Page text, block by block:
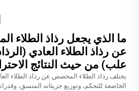
ما الذي يجعل رذاذ الطلاء
عن رذاذ الطلاء العادي
علب) من حيث النتائج
يختلف رذاذ الطلاء المخصص عن رذاذ الطلاء
الخاضعة للتحكم، وتوزيع جزيئاته المتسق،